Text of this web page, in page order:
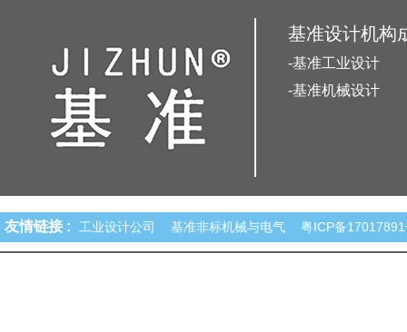
基准设计机构
-基准工业设计
-基准机械设计
友情链接 : 工业设计公司 基准非标机械与电气 粤ICP备